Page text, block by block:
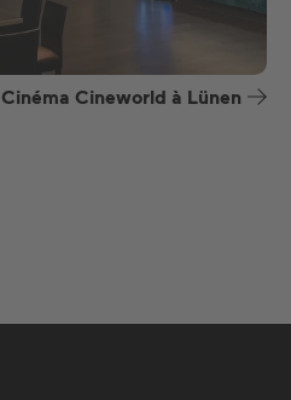
Cinéma Cineworld à Lünen